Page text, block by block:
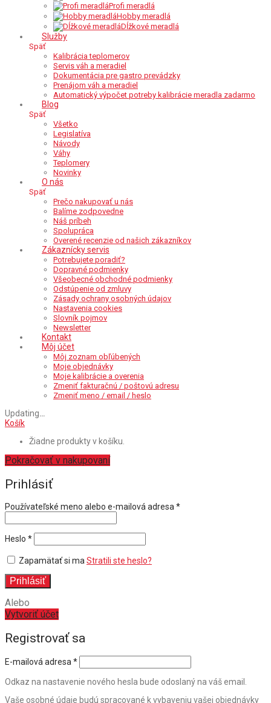
Profi meradlá
Hobby meradlá
Dĺžkové meradlá
Služby
Späť
Kalibrácia teplomerov
Servis váh a meradiel
Dokumentácia pre gastro prevádzky
Prenájom váh a meradiel
Automatický výpočet potreby kalibrácie meradla zadarmo
Blog
Späť
Všetko
Legislatíva
Návody
Váhy
Teplomery
Novinky
O nás
Späť
Prečo nakupovať u nás
Balíme zodpovedne
Náš príbeh
Spolupráca
Overené recenzie od našich zákazníkov
Zákaznícky servis
Potrebujete poradiť?
Dopravné podmienky
Všeobecné obchodné podmienky
Odstúpenie od zmluvy
Zásady ochrany osobných údajov
Nastavenia cookies
Slovník pojmov
Newsletter
Kontakt
Môj účet
Môj zoznam obľúbených
Moje objednávky
Moje kalibrácie a overenia
Zmeniť fakturačnú / poštovú adresu
Zmeniť meno / email / heslo
Updating…
Košík
Žiadne produkty v košíku.
Pokračovať v nakupovaní
Prihlásiť
Používateľské meno alebo e-mailová adresa *Povinné
Heslo *Povinné
Zapamätať si ma Stratili ste heslo?
Prihlásiť
Alebo
Vytvoriť účet
Registrovať sa
E-mailová adresa *
Odkaz na nastavenie nového hesla bude odoslaný na váš email.
Vaše osobné údaje budú spracované k vybaveniu vašej objednávky